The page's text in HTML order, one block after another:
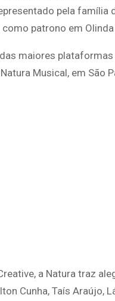
pela família
patrono em Olinda
maiores
Musical, em São
a Natura traz
Cunha, Taís Araújo,